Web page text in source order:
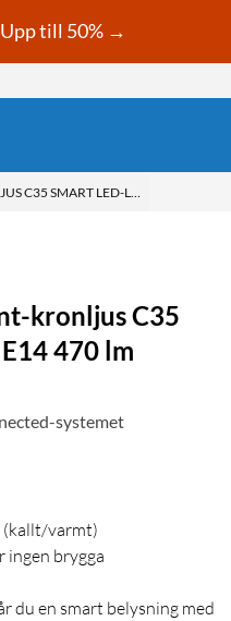
till 50% →
C35 SMART LED-LAMPA E14 470 LM
kronljus C35
470 lm
systemet
(kallt/varmt)
ingen brygga
du en smart belysning med